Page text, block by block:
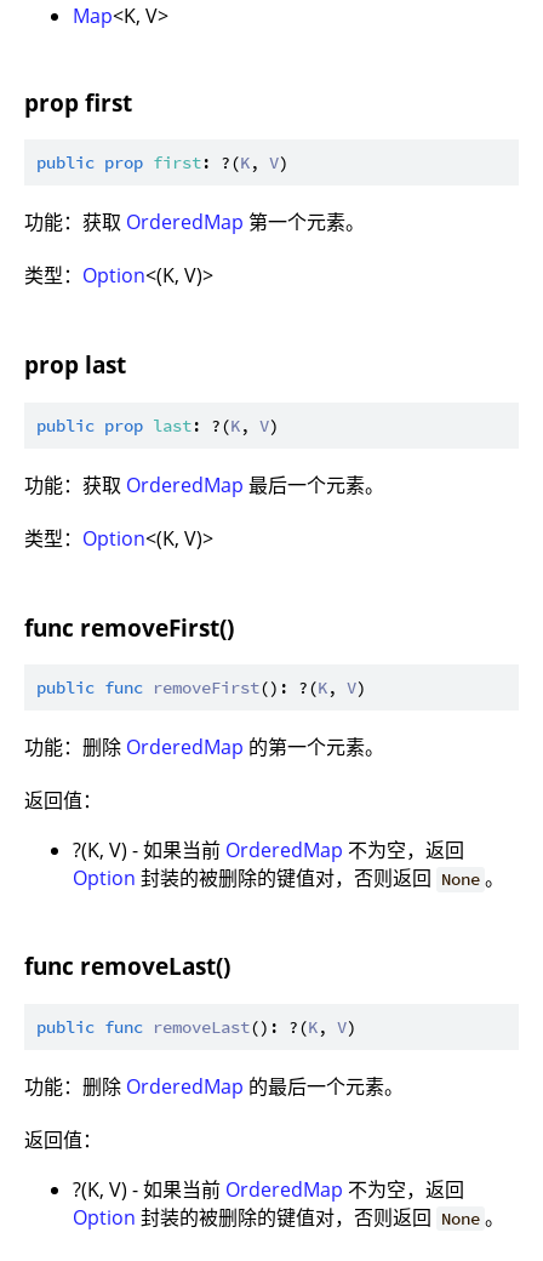
Map<K, V>
prop first
public prop first: ?(K, V
功能：获取 OrderedMap 第一个元素。
类型： Option<(K, V)>
prop last
public prop last: ?(K, V
功能：获取 OrderedMap 最后一个元素。
类型： Option<(K, V)>
func removeFirst()
public func removeFirst(): ?(K, V
功能：删除 OrderedMap 的第一个元素。
返回值：
?(K, V) - 如果当前 OrderedMap 不为空，返回
Option 封装的被删除的键值对，否则返回 None 。
func removeLast()
public func removeLast(): ?(K, V
功能：删除 OrderedMap 的最后一个元素。
返回值：
?(K, V) - 如果当前 OrderedMap 不为空，返回
Option 封装的被删除的键值对，否则返回 None 。